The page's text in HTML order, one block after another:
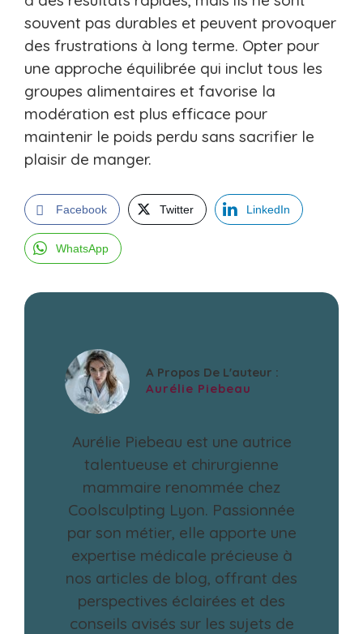
souvent pas durables et peuvent provoquer
des frustrations à long terme. Opter pour
une approche équilibrée qui inclut tous les
groupes alimentaires et favorise la
modération est plus efficace pour
maintenir le poids perdu sans sacrifier le
plaisir de manger.
Facebook Twitter LinkedIn
WhatsApp
A Propos De L'auteur :
Aurélie Piebeau
Aurélie Piebeau est une autrice
talentueuse et chirurgienne
mammaire renommée chez
Coolsculpting Lyon. Passionnée
par son métier, elle apporte une
expertise médicale précieuse à
nos articles de blog, offrant des
perspectives éclairées et des
conseils avisés sur les sujets de